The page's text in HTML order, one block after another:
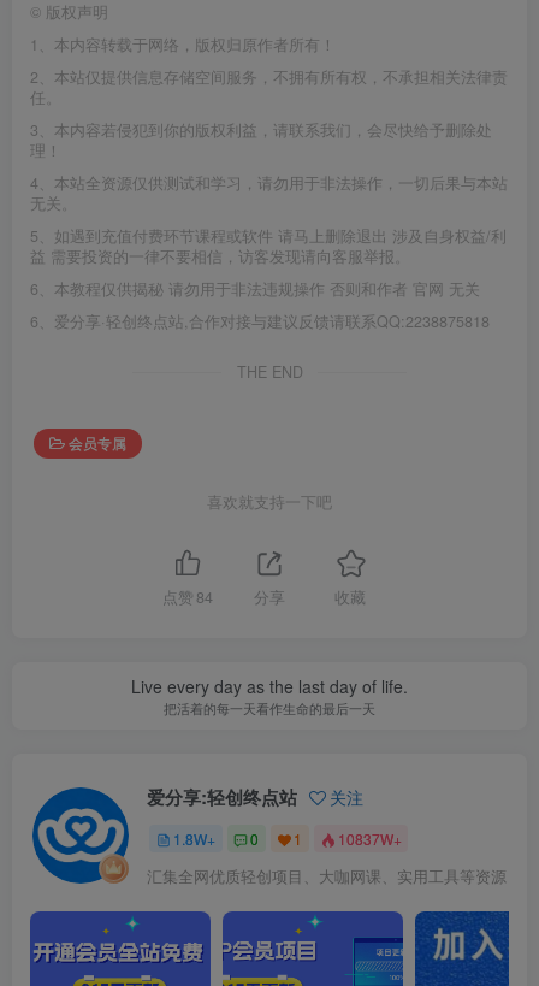
© 版权声明
1、本内容转载于网络，版权归原作者所有！
2、本站仅提供信息存储空间服务，不拥有所有权，不承担相关法律责
任。
3、本内容若侵犯到你的版权利益，请联系我们，会尽快给予删除处
理！
4、本站全资源仅供测试和学习，请勿用于非法操作，一切后果与本站
无关。
5、如遇到充值付费环节课程或软件 请马上删除退出 涉及自身权益/利
益 需要投资的一律不要相信，访客发现请向客服举报。
6、本教程仅供揭秘 请勿用于非法违规操作 否则和作者 官网 无关
6、爱分享·轻创终点站,合作对接与建议反馈请联系QQ:2238875818
THE END
会员专属
喜欢就支持一下吧
点赞 84 分享 收藏
Live every day as the last day of life.
把活着的每一天看作生命的最后一天
爱分享:轻创终点站 关注
1.8W+ 0 1 10837W+
汇集全网优质轻创项目、大咖网课、实用工具等资源